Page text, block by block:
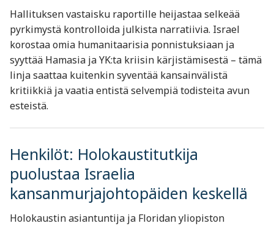
Hallituksen vastaisku raportille heijastaa selkeää
pyrkimystä kontrolloida julkista narratiivia. Israel
korostaa omia humanitaarisia ponnistuksiaan ja
syyttää Hamasia ja YK:ta kriisin kärjistämisestä – tämä
linja saattaa kuitenkin syventää kansainvälistä
kritiikkiä ja vaatia entistä selvempiä todisteita avun
esteistä.
Henkilöt: Holokaustitutkija
puolustaa Israelia
kansanmurjajohtopäiden keskellä
Holokaustin asiantuntija ja Floridan yliopiston